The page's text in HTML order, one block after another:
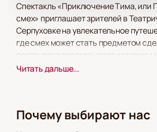
Спектакль «Приключение Тима, или
смех» приглашает зрителей в
Серпуховке на увлекательное
где смех может стать предметом
постановка рассказывает историю
имени Тим, который обменивает свой
камни.
Читать дальше...
Почему выбирают нас